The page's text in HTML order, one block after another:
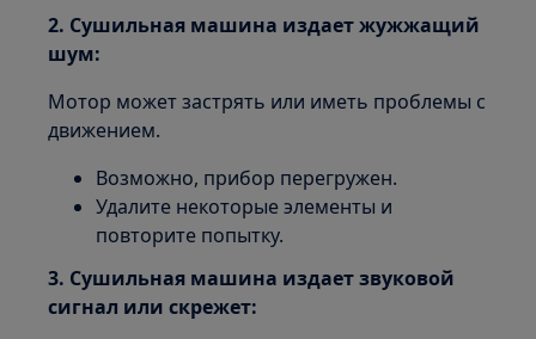
2. Сушильная машина издает жужжащий
шум:
Мотор может застрять или иметь проблемы с
движением.
Возможно, прибор перегружен.
Удалите некоторые элементы и
повторите попытку.
3. Сушильная машина издает звуковой
сигнал или скрежет: